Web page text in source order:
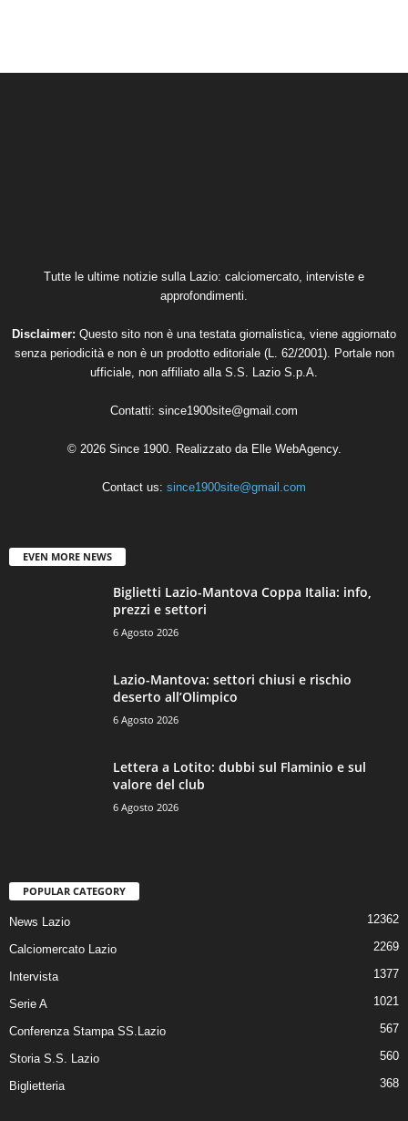
Tutte le ultime notizie sulla Lazio: calciomercato, interviste e
approfondimenti.
Disclaimer: Questo sito non è una testata giornalistica, viene aggiornato
senza periodicità e non è un prodotto editoriale (L. 62/2001). Portale non
ufficiale, non affiliato alla S.S. Lazio S.p.A.
Contatti: since1900site@gmail.com
© 2026 Since 1900. Realizzato da Elle WebAgency.
Contact us: since1900site@gmail.com
EVEN MORE NEWS
Biglietti Lazio-Mantova Coppa Italia: info,
prezzi e settori
6 Agosto 2026
Lazio-Mantova: settori chiusi e rischio
deserto all’Olimpico
6 Agosto 2026
Lettera a Lotito: dubbi sul Flaminio e sul
valore del club
6 Agosto 2026
POPULAR CATEGORY
News Lazio 12362
Calciomercato Lazio 2269
Intervista 1377
Serie A 1021
Conferenza Stampa SS.Lazio 567
Storia S.S. Lazio 560
Biglietteria 368